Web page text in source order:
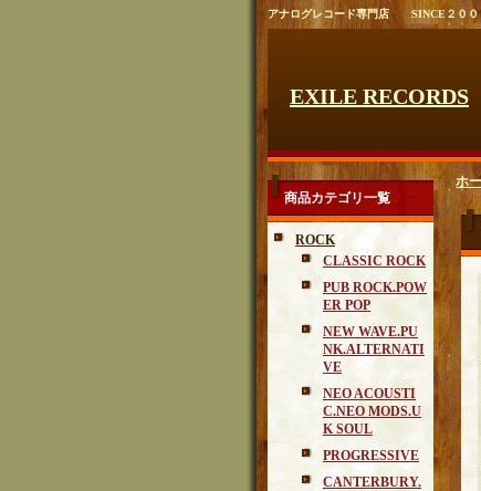
アナログレコード専門店 SINCE２００
EXILE RECORDS
商品カテゴリ一覧
ROCK
CLASSIC ROCK
PUB ROCK.POW
ER POP
NEW WAVE.PU
NK.ALTERNATI
VE
NEO ACOUSTI
C.NEO MODS.U
K SOUL
PROGRESSIVE
CANTERBURY.
ホ